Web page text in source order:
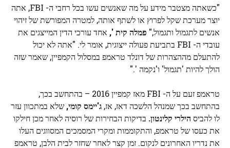
"כשאתה מצטבר מידע על מה שאנשים עשו בכל רחבי ה- FBI, אתה
יוצר מערכת שקל לפרוץ או לשתף אותה, למטרה המפורשת של זיהוי
אנשים לתגמול ותגמול," פמלה קית ', אחד עורכי הדין המייצגים את
עובדי ה- FBI בתביעת פעולה ייצוגית, אומר לי. "אתה לא יכול
להתעלם מההצהרות של דונלד טראמפ במסלול הקמפיין, שאמר שזה
הולך להיות 'תגמול' ו'נקמה '."
טראמפ זעם על ה- FBI מאז קמפיין 2016 – בהתחשב בכך,
בהתחשב בכך שמנהל הלשכה דאז, אז, ג'יימס קומי, שלא במתכוון עזר
לו להביס הילרי קלינטון. בדיקות הבחירות של רוסיה לאחר מכן חילקו
את כעסו של טראמפ, והתקוממות ומקרי המסמכים המסווגים העלו
את נדריו האחרונים לנקום. זמן קצר לאחר שחזר לבית הלבן, טראמפ